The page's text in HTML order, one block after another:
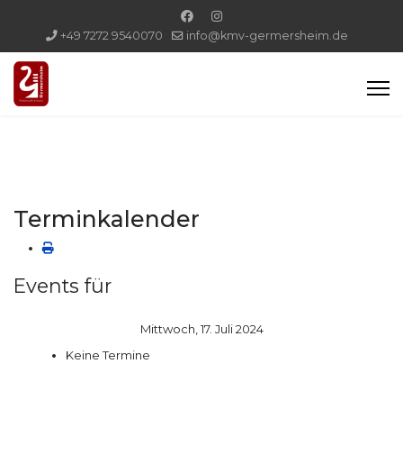
+49 7272 9540070 info@kmv-germersheim.de
Terminkalender
Events für
Mittwoch, 17. Juli 2024
Keine Termine